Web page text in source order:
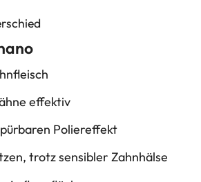
effektiv
Poliereffekt
trotz sensibler Zahnhälse